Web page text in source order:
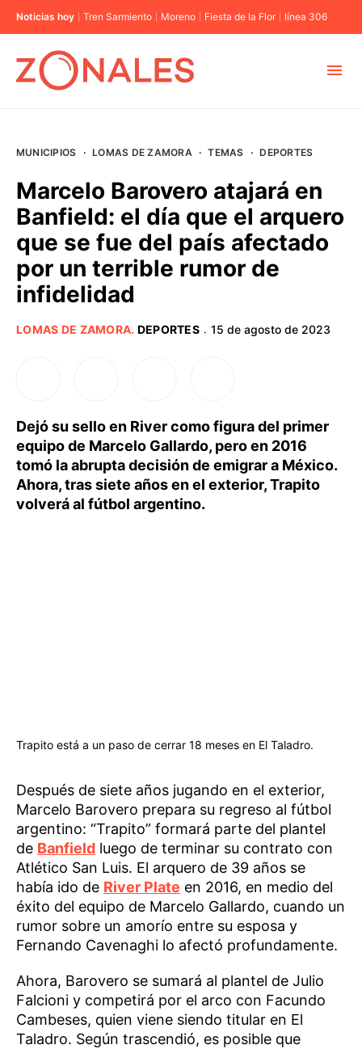
Noticias hoy Tren Sarmiento Moreno Fiesta de la Flor línea 306
BUENOS AIRES
PROVINCIAS
MUNICIPIOS · LOMAS DE ZAMORA · TEMAS · DEPORTES
Marcelo Barovero atajará en
Banfield: el día que el arquero
que se fue del país afectado
por un terrible rumor de
infidelidad
LOMAS DE ZAMORA. DEPORTES · 15 de agosto de 2023
Dejó su sello en River como figura del primer
equipo de Marcelo Gallardo, pero en 2016
tomó la abrupta decisión de emigrar a México.
Ahora, tras siete años en el exterior, Trapito
volverá al fútbol argentino.
Trapito está a un paso de cerrar 18 meses en El Taladro.
Después de siete años jugando en el exterior,
Marcelo Barovero prepara su regreso al fútbol
argentino: “Trapito” formará parte del plantel
de Banfield luego de terminar su contrato con
Atlético San Luis. El arquero de 39 años se
había ido de River Plate en 2016, en medio del
éxito del equipo de Marcelo Gallardo, cuando un
rumor sobre un amorío entre su esposa y
Fernando Cavenaghi lo afectó profundamente.
Ahora, Barovero se sumará al plantel de Julio
Falcioni y competirá por el arco con Facundo
Cambeses, quien viene siendo titular en El
Taladro. Según trascendió, es posible que